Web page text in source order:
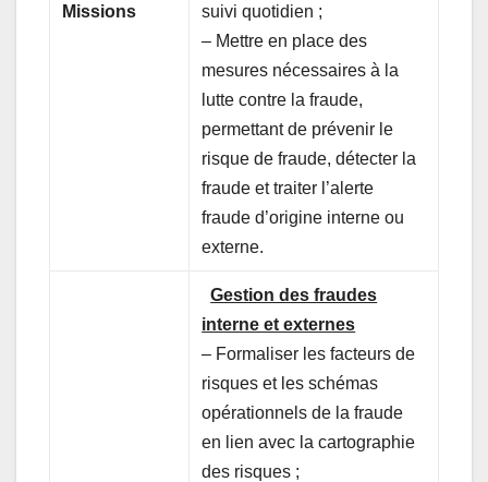
Missions
suivi quotidien ;
– Mettre en place des
mesures nécessaires à la
lutte contre la fraude,
permettant de prévenir le
risque de fraude, détecter la
fraude et traiter l’alerte
fraude d’origine interne ou
externe.
Gestion des fraudes
interne et externes
– Formaliser les facteurs de
risques et les schémas
opérationnels de la fraude
en lien avec la cartographie
des risques ;